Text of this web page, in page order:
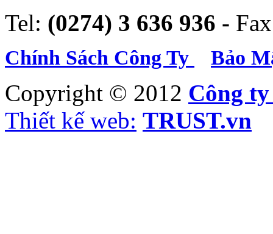
Tel: (0274) 3 636 936 -
Chính Sách Công Ty Bảo
Copyright © 2012 Công
Thiết kế web: TRUST.vn